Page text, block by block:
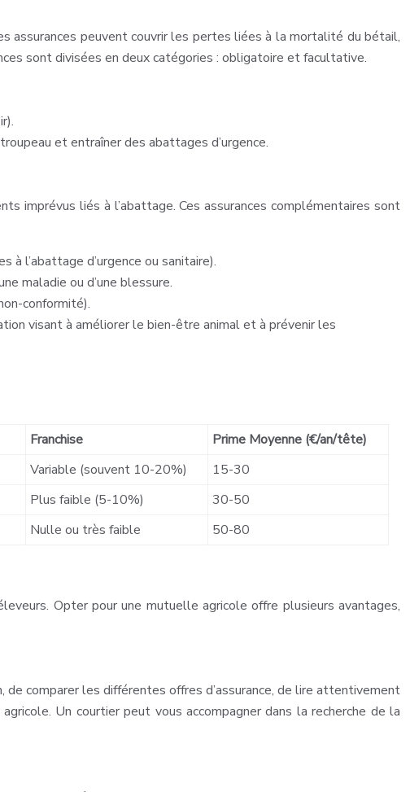
assurances peuvent couvrir les pertes liées à la mortalité du bétail,
sont divisées en deux catégories : obligatoire et facultative.
et entraîner des abattages d’urgence.
imprévus liés à l’abattage. Ces assurances complémentaires sont
l’abattage d’urgence ou sanitaire).
maladie ou d’une blessure.
conformité).
visant à améliorer le bien-être animal et à prévenir les
Franchise
Prime Moyenne (€/an/tête)
Variable (souvent 10-20%)
15-30
Plus faible (5-10%)
30-50
Nulle ou très faible 50-80
Opter pour une mutuelle agricole offre plusieurs avantages,
comparer les différentes offres d’assurance, de lire attentivement
Un courtier peut vous accompagner dans la recherche de la